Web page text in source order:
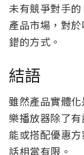
未有競爭對手
產品市場，對
錯的方式。
結語
雖然產品實體
樂播放器除了
能或搭配優惠
話相當有限。